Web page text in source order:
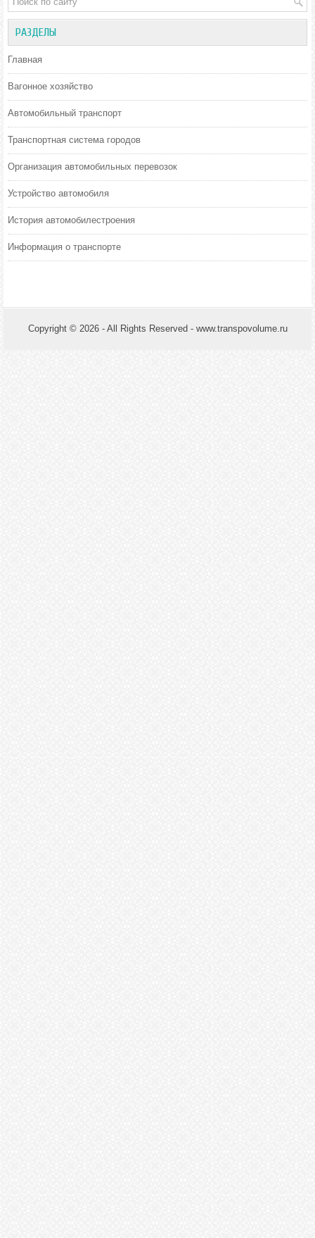
РАЗДЕЛЫ
Главная
Вагонное хозяйство
Автомобильный транспорт
Транспортная система городов
Организация автомобильных перевозок
Устройство автомобиля
История автомобилестроения
Информация о транспорте
Copyright © 2026 - All Rights Reserved - www.transpovolume.ru